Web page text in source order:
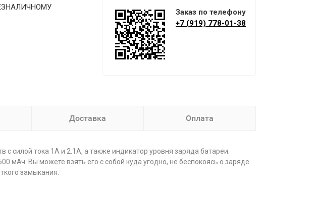
Заказ по телефону
+7 (919) 778-01-38
Доставка Оплата
силой тока 1А и 2.1А, а также индикатор уровня заряда батареи.
мАч. Вы можете взять его с собой куда угодно, не беспокоясь о заряде
замыкания.